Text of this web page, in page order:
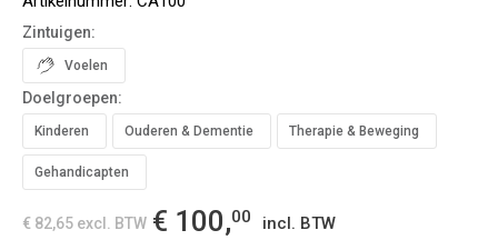
Zintuigen:
Voelen
Doelgroepen:
Kinderen Ouderen & Dementie Therapie & Beweging
Gehandicapten
€ 82,65 excl. BTW € 100,00 incl. BTW